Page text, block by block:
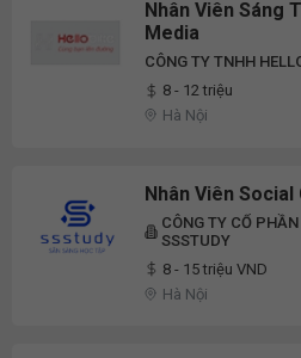
Nhân Viên Sáng
Media
CÔNG TY TNHH
8 - 12 triệu
Hà Nội
Nhân Viên
CÔNG TY CỔ
SSSTUDY
8 - 15 triệu VND
Hà Nội